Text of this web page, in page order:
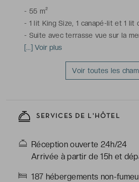
- 55 m²
- 1 lit King Size, 1 canapé-lit et 1 lit
- Suite avec terrasse vue sur la
climatisation, télévision à écran plat
[...] Voir plus
Voir toutes les
SERVICES DE L'HÔTEL
Réception ouverte 24h/24
Arrivée à partir de 15h et
187 hébergements non-